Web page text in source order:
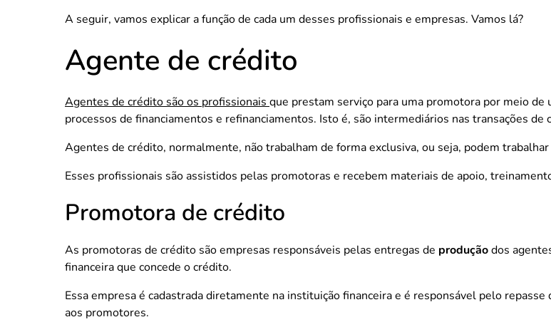
A seguir, vamos explicar a função de cada um desses profissionais e empresas. Vamos lá?
Agente de crédito
Agentes de crédito são os profissionais que prestam serviço para uma promotora por meio
processos de financiamentos e refinanciamentos. Isto é, são intermediários nas transações
Agentes de crédito, normalmente, não trabalham de forma exclusiva, ou seja, podem
Esses profissionais são assistidos pelas promotoras e recebem materiais de apoio,
Promotora de crédito
As promotoras de crédito são empresas responsáveis pelas entregas de produçãodos
financeira que concede o crédito.
Essa empresa é cadastrada diretamente na instituição financeira e é responsável pelo
aos promotores.